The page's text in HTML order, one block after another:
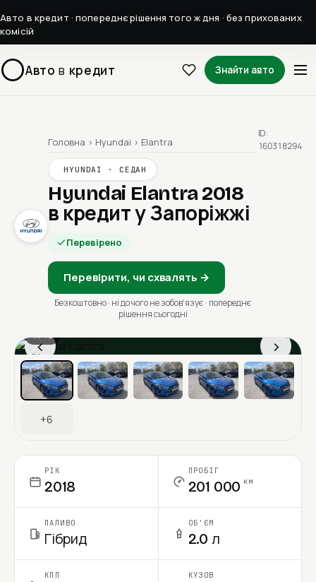
Авто в кредит · попереднє рішення того ж дня · без прихованих
комісій
Авто в кредит Знайти авто
Головна › Hyundai › Elantra
HYUNDAI · СЕДАН
Hyundai Elantra 2018
в кредит у Запоріжжі
Перевірено
Перевірити, чи схвалять →
Безкоштовно · ні до чого не зобовʼязує · попереднє
рішення сьогодні
ID:
160318294
‹ ›
1 / 13
Ціна в місяць
+6
РІК
2018
ПРОБІГ
201 000 км
ПАЛИВО
Гібрид
ОБ'ЄМ
2.0 л
КПП КУЗОВ